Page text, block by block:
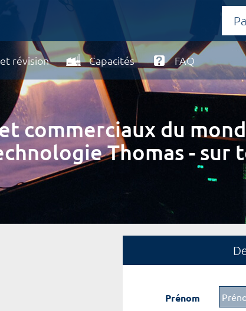
révision Capacités FAQ
commerciaux du
Thomas - sur
Prénom